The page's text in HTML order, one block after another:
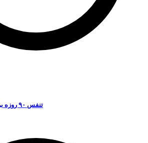
تنفس ۹۰ روزه برای سرمایه در گردش تولید